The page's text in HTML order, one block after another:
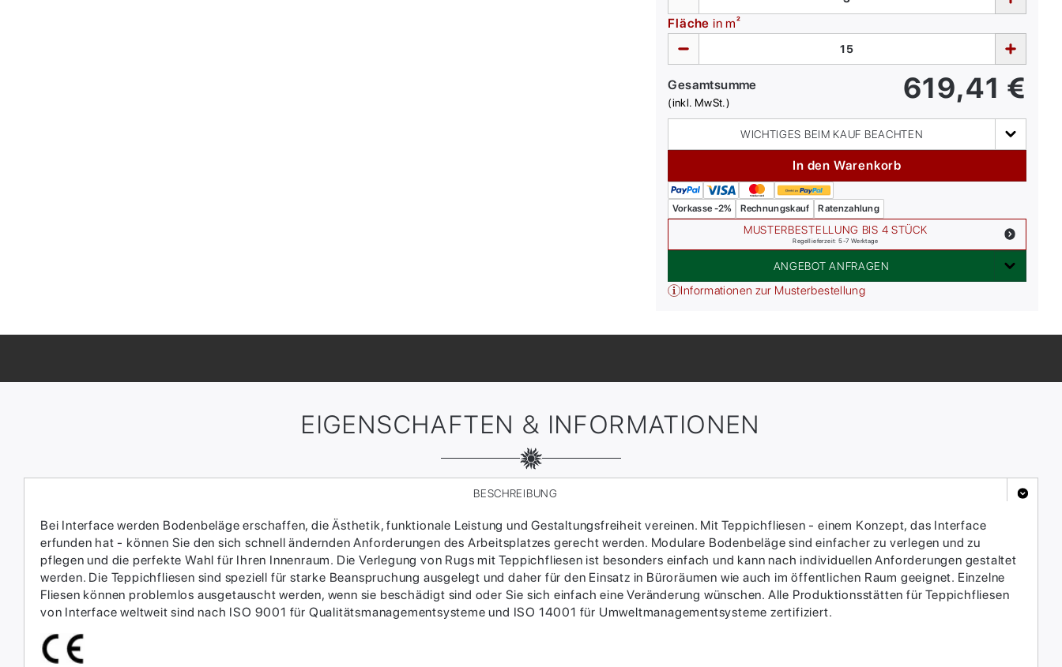
Fläche in m²
Gesamtsumme
(inkl. MwSt.) 619,41 €
WICHTIGES BEIM KAUF BEACHTEN
In den Warenkorb
Vorkasse -2% Rechnungskauf Ratenzahlung
MUSTERBESTELLUNG BIS 4 STÜCK
Regellieferzeit: 5-7 Werktage
ANGEBOT ANFRAGEN
Informationen zur Musterbestellung
EIGENSCHAFTEN & INFORMATIONEN
BESCHREIBUNG
Bei Interface werden Bodenbeläge erschaffen, die Ästhetik, funktionale Leistung und Gestaltungsfreiheit vereinen. Mit Teppichfliesen - einem Konzept, das Interface
erfunden hat - können Sie den sich schnell ändernden Anforderungen des Arbeitsplatzes gerecht werden. Modulare Bodenbeläge sind einfacher zu verlegen und zu
pflegen und die perfekte Wahl für Ihren Innenraum.​ Die Verlegung von Rugs mit Teppichfliesen ist besonders einfach und kann nach individuellen Anforderungen gestaltet
werden.​ Die Teppichfliesen sind speziell für starke Beanspruchung ausgelegt und daher für den Einsatz in Büroräumen wie auch im öffentlichen Raum geeignet. Einzelne
Fliesen können problemlos ausgetauscht werden, wenn sie beschädigt sind oder Sie sich einfach eine Veränderung wünschen. Alle Produktionsstätten für Teppichfliesen
von Interface weltweit sind nach ISO 9001 für Qualitätsmanagementsysteme und ISO 14001 für Umweltmanagementsysteme zertifiziert.